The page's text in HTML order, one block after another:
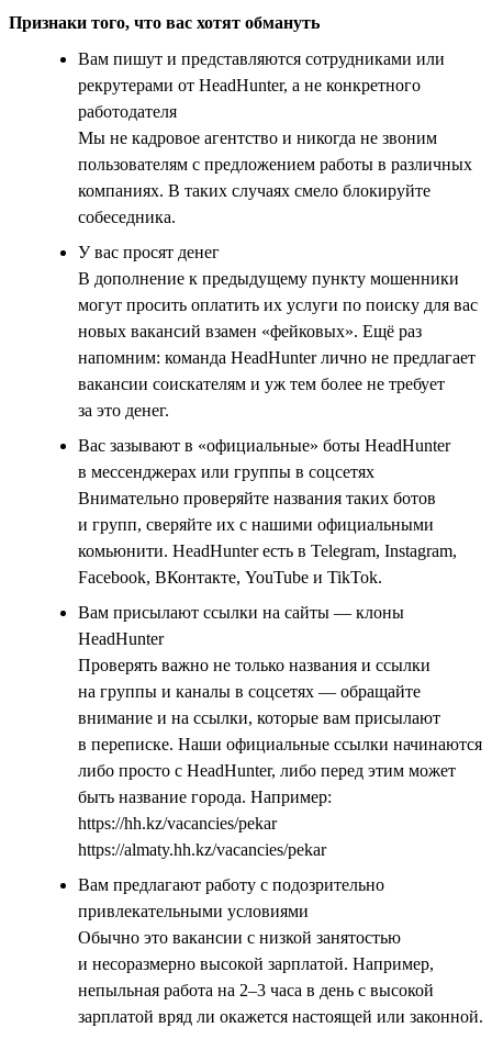
Признаки того, что вас хотят обмануть
Вам пишут и представляются сотрудниками или
рекрутерами от HeadHunter, а не конкретного
работодателя
Мы не кадровое агентство и никогда не звоним
пользователям с предложением работы в различных
компаниях. В таких случаях смело блокируйте
собеседника.
У вас просят денег
В дополнение к предыдущему пункту мошенники
могут просить оплатить их услуги по поиску для вас
новых вакансий взамен «фейковых». Ещё раз
напомним: команда HeadHunter лично не предлагает
вакансии соискателям и уж тем более не требует
за это денег.
Вас зазывают в «официальные» боты HeadHunter
в мессенджерах или группы в соцсетях
Внимательно проверяйте названия таких ботов
и групп, сверяйте их с нашими официальными
комьюнити. HeadHunter есть в Telegram, Instagram,
Facebook, ВКонтакте, YouTube и TikTok.
Вам присылают ссылки на сайты — клоны
HeadHunter
Проверять важно не только названия и ссылки
на группы и каналы в соцсетях — обращайте
внимание и на ссылки, которые вам присылают
в переписке. Наши официальные ссылки начинаются
либо просто с HeadHunter, либо перед этим может
быть название города. Например:
https://hh.kz/vacancies/pekar
https://almaty.hh.kz/vacancies/pekar
Вам предлагают работу с подозрительно
привлекательными условиями
Обычно это вакансии с низкой занятостью
и несоразмерно высокой зарплатой. Например,
непыльная работа на 2–3 часа в день с высокой
зарплатой вряд ли окажется настоящей или законной.